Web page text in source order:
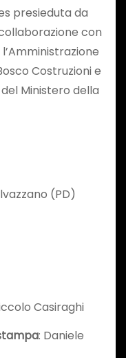
presieduta da
con
Costruzioni e
Ministero della
(PD)
Casiraghi
: Daniele